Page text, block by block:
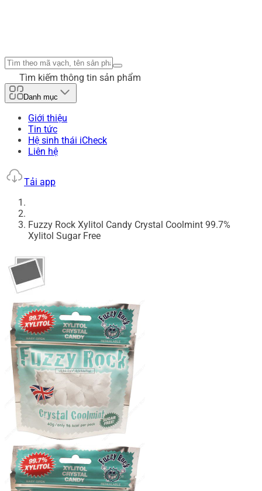
Tìm kiếm thông tin sản phẩm
Danh mục
Giới thiệu
Tin tức
Hệ sinh thái iCheck
Liên hệ
Tải app
Fuzzy Rock Xylitol Candy Crystal Coolmint 99.7%
Xylitol Sugar Free